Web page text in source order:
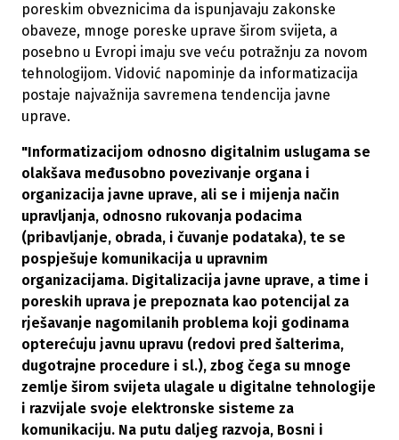
poreskim obveznicima da ispunjavaju zakonske
obaveze, mnoge poreske uprave širom svijeta, a
posebno u Evropi imaju sve veću potražnju za novom
tehnologijom. Vidović napominje da informatizacija
postaje najvažnija savremena tendencija javne
uprave.
"Informatizacijom odnosno digitalnim uslugama se
olakšava međusobno povezivanje organa i
organizacija javne uprave, ali se i mijenja način
upravljanja, odnosno rukovanja podacima
(pribavljanje, obrada, i čuvanje podataka), te se
pospješuje komunikacija u upravnim
organizacijama. Digitalizacija javne uprave, a time i
poreskih uprava je prepoznata kao potencijal za
rješavanje nagomilanih problema koji godinama
opterećuju javnu upravu (redovi pred šalterima,
dugotrajne procedure i sl.), zbog čega su mnoge
zemlje širom svijeta ulagale u digitalne tehnologije
i razvijale svoje elektronske sisteme za
komunikaciju. Na putu daljeg razvoja, Bosni i